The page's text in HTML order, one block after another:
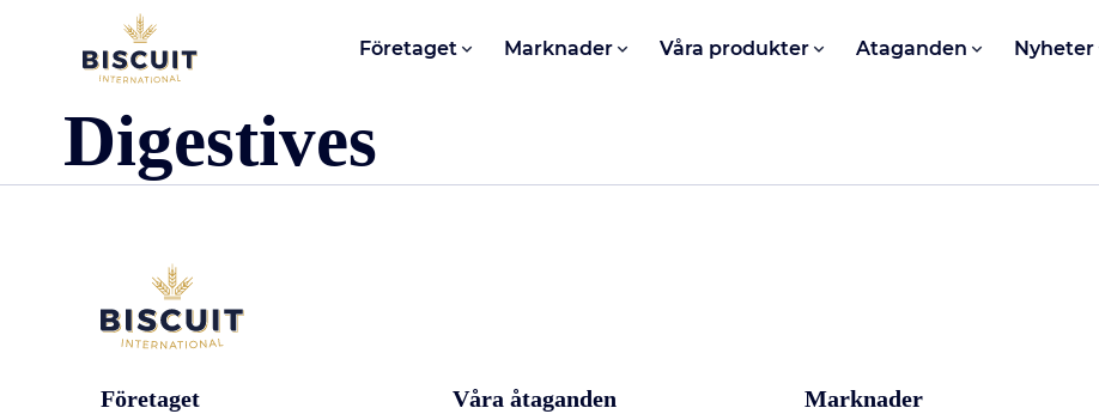
Aller au contenu Företaget Marknader Våra produkter Ataganden Nyheter
Digestives
Företaget Våra åtaganden Marknader